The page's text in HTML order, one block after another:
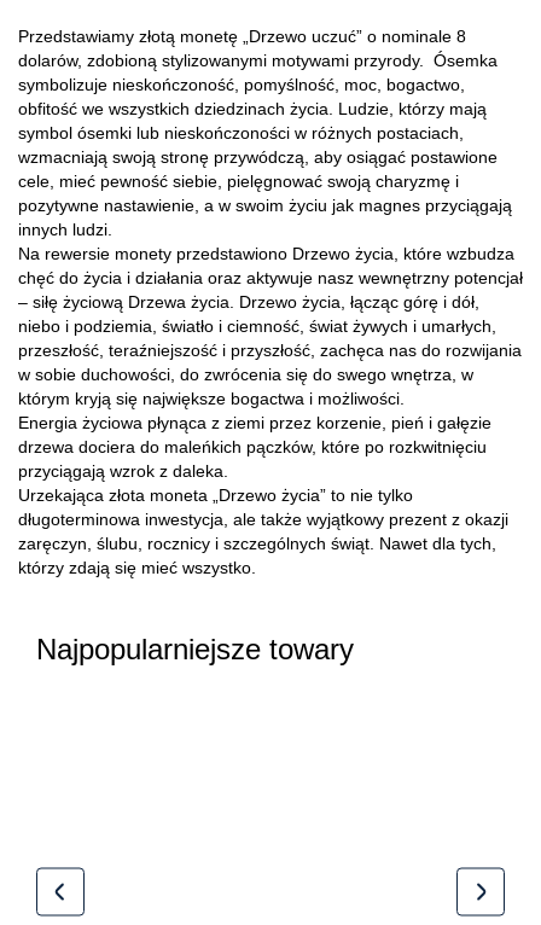
Przedstawiamy złotą monetę „Drzewo uczuć” o nominale 8
dolarów, zdobioną stylizowanymi motywami przyrody. Ósemka
symbolizuje nieskończoność, pomyślność, moc, bogactwo,
obfitość we wszystkich dziedzinach życia. Ludzie, którzy mają
symbol ósemki lub nieskończoności w różnych postaciach,
wzmacniają swoją stronę przywódczą, aby osiągać postawione
cele, mieć pewność siebie, pielęgnować swoją charyzmę i
pozytywne nastawienie, a w swoim życiu jak magnes przyciągają
innych ludzi.
Na rewersie monety przedstawiono Drzewo życia, które wzbudza
chęć do życia i działania oraz aktywuje nasz wewnętrzny potencjał
– siłę życiową Drzewa życia. Drzewo życia, łącząc górę i dół,
niebo i podziemia, światło i ciemność, świat żywych i umarłych,
przeszłość, teraźniejszość i przyszłość, zachęca nas do rozwijania
w sobie duchowości, do zwrócenia się do swego wnętrza, w
którym kryją się największe bogactwa i możliwości.
Energia życiowa płynąca z ziemi przez korzenie, pień i gałęzie
drzewa dociera do maleńkich pączków, które po rozkwitnięciu
przyciągają wzrok z daleka.
Urzekająca złota moneta „Drzewo życia” to nie tylko
długoterminowa inwestycja, ale także wyjątkowy prezent z okazji
zaręczyn, ślubu, rocznicy i szczególnych świąt. Nawet dla tych,
którzy zdają się mieć wszystko.
Najpopularniejsze towary